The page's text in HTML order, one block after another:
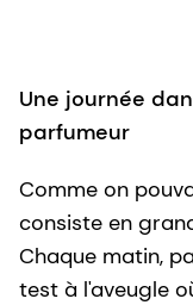
Une journée
parfumeur
Comme on
consiste en
Chaque matin,
test à l'aveugle